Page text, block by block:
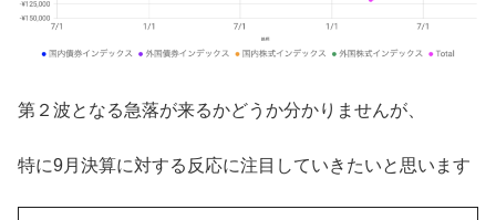
第２波となる急落が来るかどうか分かりませんが、
特に9月決算に対する反応に注目していきたいと思います